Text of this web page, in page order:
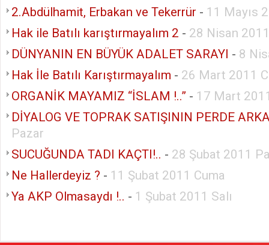
2.Abdülhamit, Erbakan ve Tekerrür - 11 Mayıs
Hak ile Batılı karıştırmayalım 2 - 28 Nisan
DÜNYANIN EN BÜYÜK ADALET SARAYI - 8
Hak İle Batılı Karıştırmayalım - 26 Mart 2011
ORGANİK MAYAMIZ “İSLAM !..” - 17 Mart
DİYALOG VE TOPRAK SATIŞININ PERDE
Pazar
SUCUĞUNDA TADI KAÇTI!.. - 28 Şubat 2011
Ne Hallerdeyiz ? - 11 Şubat 2011 Cuma
Ya AKP Olmasaydı !.. - 1 Şubat 2011 Salı